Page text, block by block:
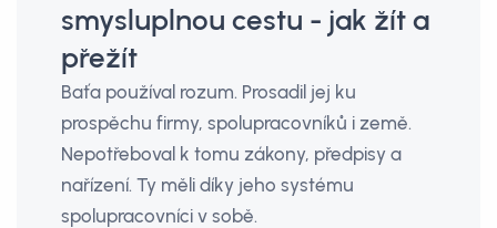
smysluplnou cestu - jak žít a
přežít
Baťa používal rozum. Prosadil jej ku
prospěchu firmy, spolupracovníků i země.
Nepotřeboval k tomu zákony, předpisy a
nařízení. Ty měli díky jeho systému
spolupracovníci v sobě.